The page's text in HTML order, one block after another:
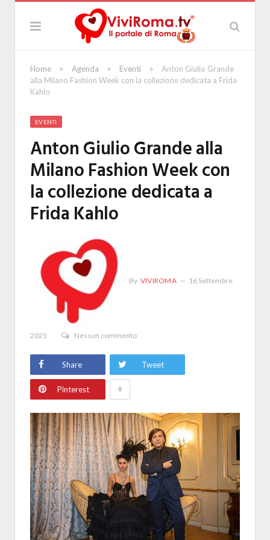
Home » Agenda » Eventi »
Anton Giulio Grande
alla Milano Fashion Week con la collezione dedicata a Frida
Kahlo
EVENTI
Anton Giulio Grande alla
Milano Fashion Week con
la collezione dedicata a
Frida Kahlo
By VIVIROMA 16 Settembre
2025 Nessun commento
Share Tweet
Pinterest +